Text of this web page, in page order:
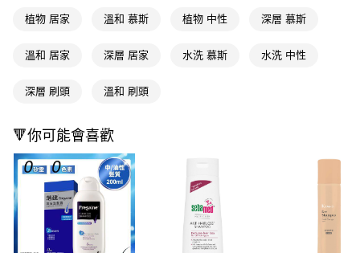
Google Pay
AFTEE先享後付
【關於「AFTEE先享後付」】
１．簡單：不需註冊會員、不需綁卡、不需儲值。
２．便利：只要手機號碼，簡訊認證，即可結帳。
３．安心：先確認商品／服務後，再付款。
【「AFTEE先享後付」結帳流程】
１．於結帳方式選擇「AFTEE先享後付」後，將跳轉至「AFTEE先享後付」
結帳頁面，進行簡訊認證並確認金額後，即可完成結帳。
２．訂單成立數日內，您將收到繳費通知簡訊。
３．收到繳費通知簡訊後14天內，點擊此簡訊中的連結，可透過四大超商／
即享券
運送方式
全家取貨付款
每筆NT$65，滿NT$390(含以上)免運費
付款後全家取貨
每筆NT$65，滿NT$390(含以上)免運費
植物 居家 溫和 慕斯 植物 中性 深層 慕斯
溫和 居家 深層 居家 水洗 慕斯 水洗 中性
深層 刷頭 溫和 刷頭
🔻你可能會喜歡